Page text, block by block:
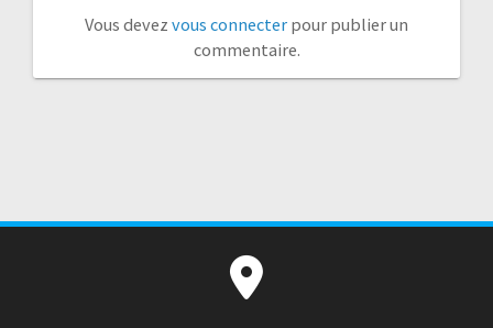
Vous devez vous connecter pour publier un
commentaire.